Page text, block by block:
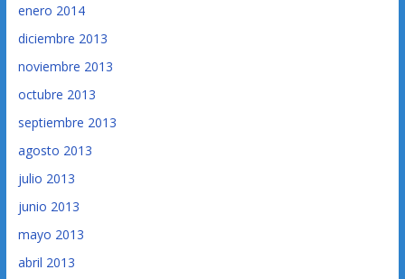
enero 2014
diciembre 2013
noviembre 2013
octubre 2013
septiembre 2013
agosto 2013
julio 2013
junio 2013
mayo 2013
abril 2013